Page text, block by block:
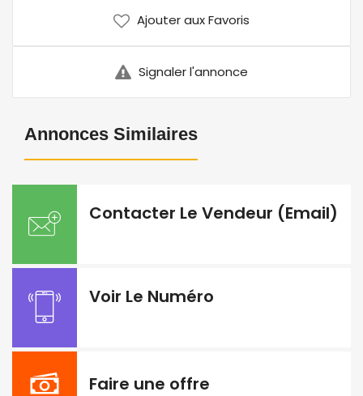
Ajouter aux Favoris
Signaler l'annonce
Annonces Similaires
Contacter Le Vendeur (Email)
Voir Le Numéro
Faire une offre